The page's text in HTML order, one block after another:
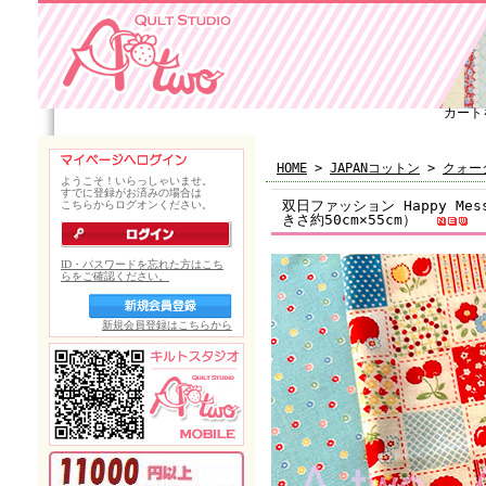
カート
HOME > JAPANコットン > クォー
双日ファッション Happy
きさ約50cm×55cm）